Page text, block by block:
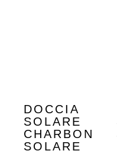
DOCCIA
SOLARE
CHARBON
SOLARE